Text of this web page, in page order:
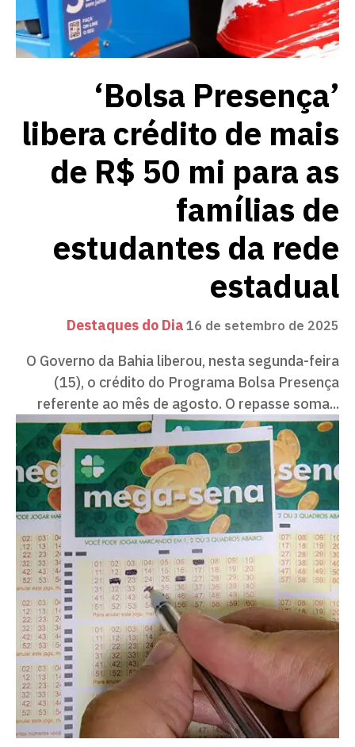
‘Bolsa Presença’
libera crédito de mais
de R$ 50 mi para as
famílias de
estudantes da rede
estadual
Destaques do Dia16 de setembro de 2025
O Governo da Bahia liberou, nesta segunda-feira
(15), o crédito do Programa Bolsa Presença
referente ao mês de agosto. O repasse soma...